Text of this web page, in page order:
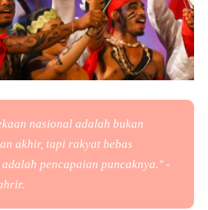
nasional adalah bukan
akhir, tapi rakyat bebas
pencapaian puncaknya." -